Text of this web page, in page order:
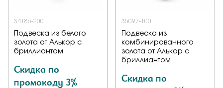
34186-200
Подвеска из белого
золота от Алькор с
бриллиантом
Скидка по
промокоду 3%
35097-100
Подвеска из
комбинированного
золота от Алькор с
бриллиантом
Скидка по